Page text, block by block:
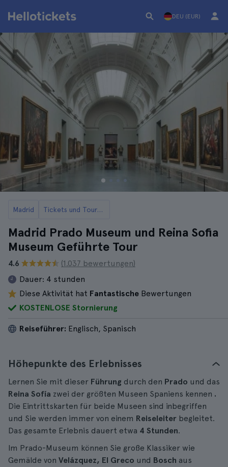
DEU (EUR)
Madrid Tickets und Touren für das Prado Museum in Madrid
Madrid Prado Museum und Reina Sofia
Museum Geführte Tour
4.6
(1.037 bewertungen)
Dauer: 4 stunden
Diese Aktivität hat Fantastische Bewertungen
KOSTENLOSE Stornierung
Reiseführer: Englisch, Spanisch
Höhepunkte des Erlebnisses
Lernen Sie mit dieser Führung durch den Prado und das
Reina Sofía zwei der größten Museen Spaniens kennen .
Die Eintrittskarten für beide Museen sind inbegriffen
und Sie werden immer von einem Reiseleiter begleitet.
Das gesamte Erlebnis dauert etwa 4 Stunden.
Im Prado-Museum können Sie große Klassiker wie
Gemälde von Velázquez, El Greco und Bosch aus